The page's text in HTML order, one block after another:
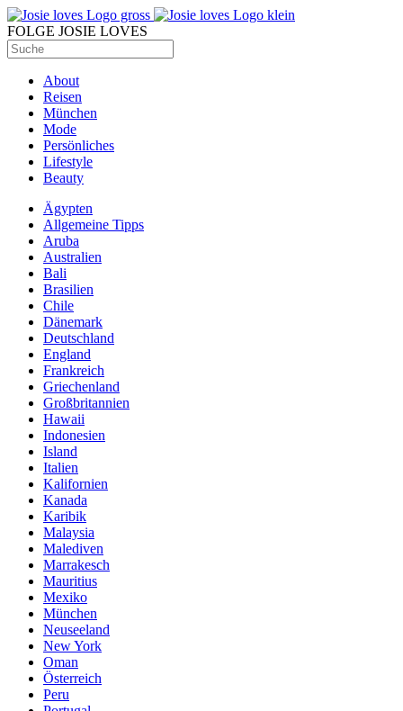
FOLGE JOSIE LOVES
About
Reisen
München
Mode
Persönliches
Lifestyle
Beauty
Ägypten
Allgemeine Tipps
Aruba
Australien
Bali
Brasilien
Chile
Dänemark
Deutschland
England
Frankreich
Griechenland
Großbritannien
Hawaii
Indonesien
Island
Italien
Kalifornien
Kanada
Karibik
Malaysia
Malediven
Marrakesch
Mauritius
Mexiko
München
Neuseeland
New York
Oman
Österreich
Peru